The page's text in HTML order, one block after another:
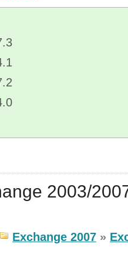
2003/
Exchange 2007 »